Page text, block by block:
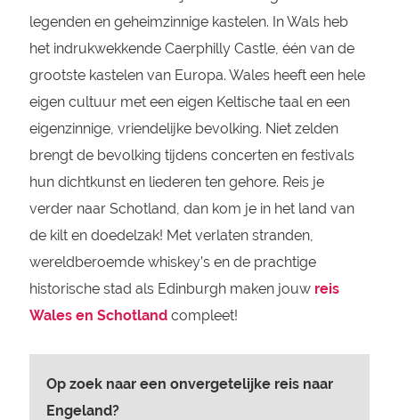
legenden en geheimzinnige kastelen. In Wals heb
het indrukwekkende Caerphilly Castle, één van de
grootste kastelen van Europa. Wales heeft een hele
eigen cultuur met een eigen Keltische taal en een
eigenzinnige, vriendelijke bevolking. Niet zelden
brengt de bevolking tijdens concerten en festivals
hun dichtkunst en liederen ten gehore. Reis je
verder naar Schotland, dan kom je in het land van
de kilt en doedelzak! Met verlaten stranden,
wereldberoemde whiskey’s en de prachtige
historische stad als Edinburgh maken jouw reis
Wales en Schotlandcompleet!
Op zoek naar een onvergetelijke reis naar
Engeland?